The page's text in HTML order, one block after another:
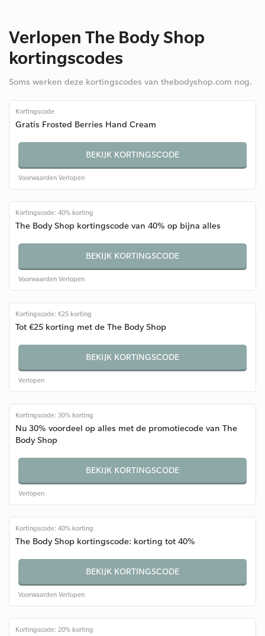
Verlopen The Body Shop
kortingscodes
Soms werken deze kortingscodes van thebodyshop.com nog.
Kortingscode
Gratis Frosted Berries Hand Cream
BEKIJK KORTINGSCODE
Voorwaarden Verlopen
Kortingscode: 40% korting
The Body Shop kortingscode van 40% op bijna alles
BEKIJK KORTINGSCODE
Voorwaarden Verlopen
Kortingscode: €25 korting
Tot €25 korting met de The Body Shop
BEKIJK KORTINGSCODE
Verlopen
Kortingscode: 30% korting
Nu 30% voordeel op alles met de promotiecode van The
Body Shop
BEKIJK KORTINGSCODE
Verlopen
Kortingscode: 40% korting
The Body Shop kortingscode: korting tot 40%
BEKIJK KORTINGSCODE
Voorwaarden Verlopen
Kortingscode: 20% korting